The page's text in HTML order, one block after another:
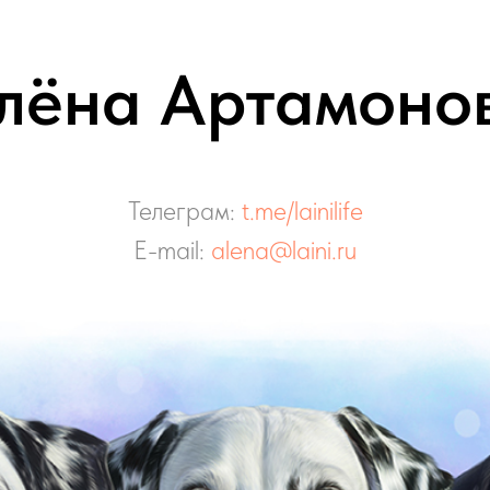
Телеграм: t.me/lainilife
E-mail: alena@laini.ru